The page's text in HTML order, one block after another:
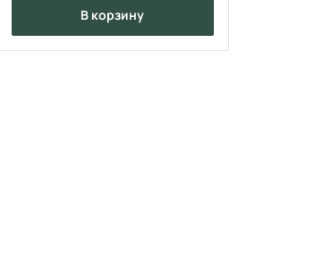
в корзину